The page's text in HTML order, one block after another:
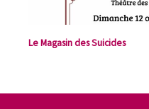
Le Magasin des Suicides